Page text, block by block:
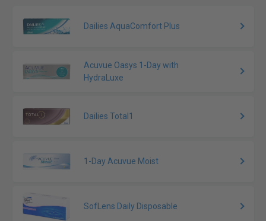
Dailies AquaComfort Plus
Acuvue Oasys 1-Day with
HydraLuxe
Dailies Total1
1-Day Acuvue Moist
SofLens Daily Disposable